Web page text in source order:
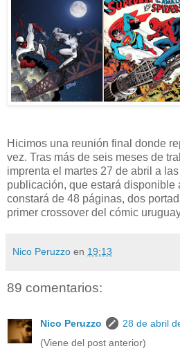
Hicimos una reunión final donde
vez. Tras más de seis meses de
imprenta el martes 27 de abril a
publicación, que estará disponible
constará de 48 páginas, dos
primer crossover del cómic
Nico Peruzzo en 19:13
89 comentarios:
Nico Peruzzo
28 de abril
(Viene del post anterior)